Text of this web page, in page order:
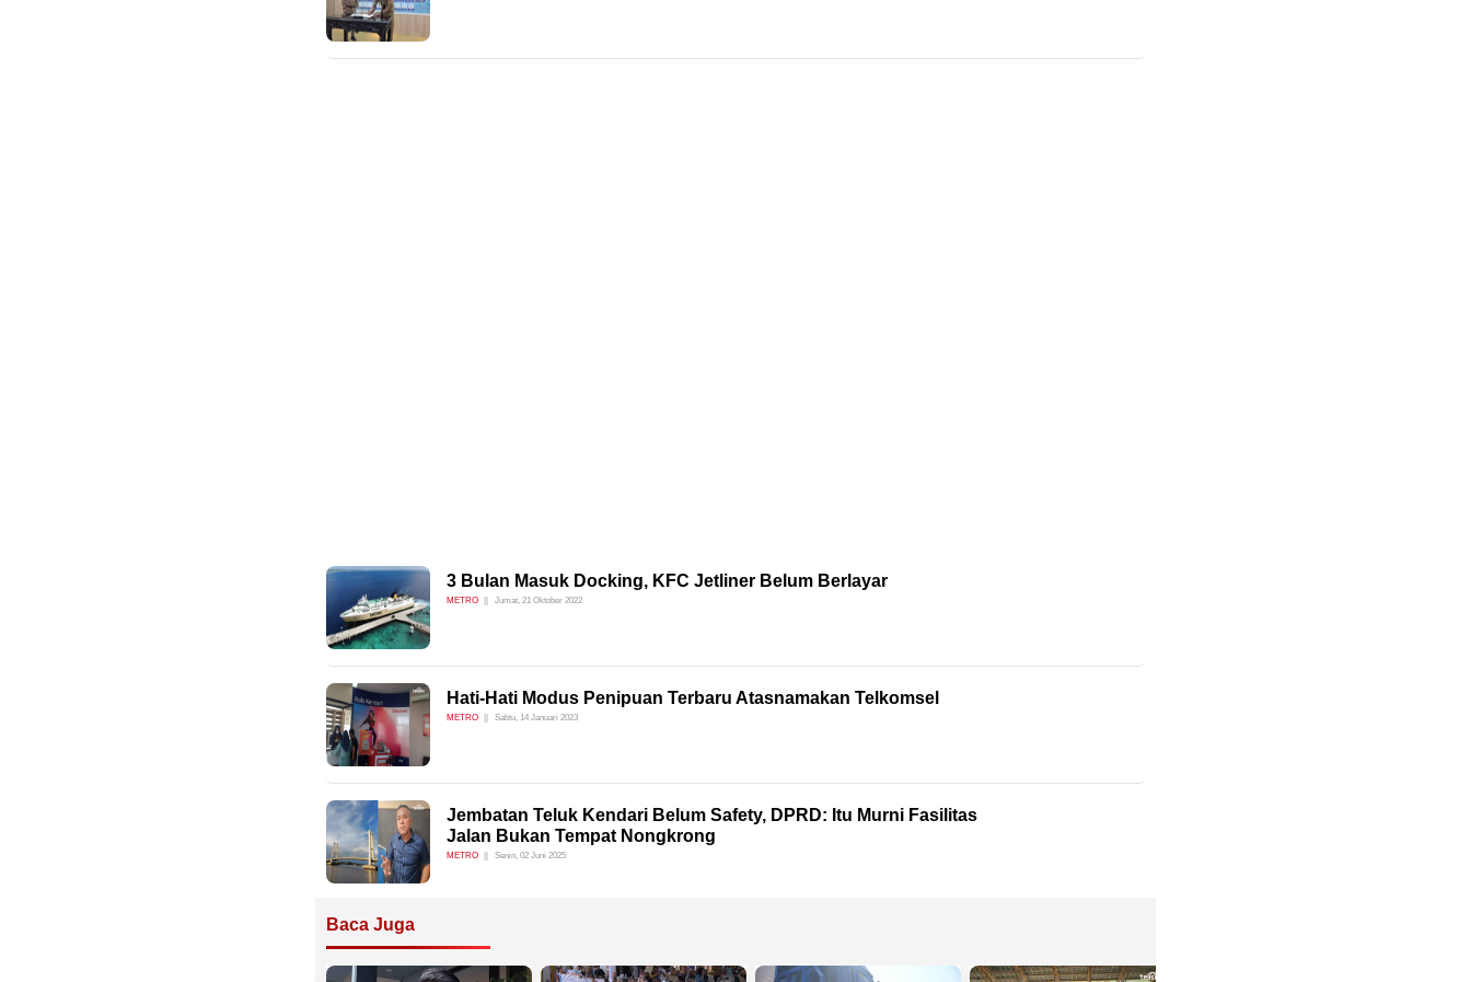
3 Bulan Masuk Docking, KFC Jetliner Belum Berlayar
METRO Jumat, 21 Oktober 2022
Hati-Hati Modus Penipuan Terbaru Atasnamakan Telkomsel
METRO Sabtu, 14 Januari 2023
Jembatan Teluk Kendari Belum Safety, DPRD: Itu Murni Fasilitas
Jalan Bukan Tempat Nongkrong
METRO Senin, 02 Juni 2025
Baca Juga